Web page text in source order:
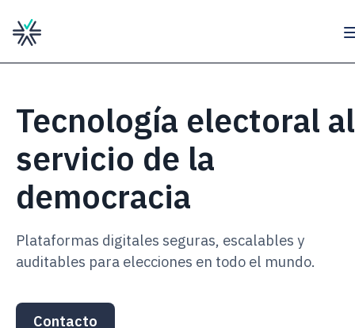
Tecnología electoral al
servicio de la
democracia
Plataformas digitales seguras, escalables y
auditables para elecciones en todo el mundo.
Contacto